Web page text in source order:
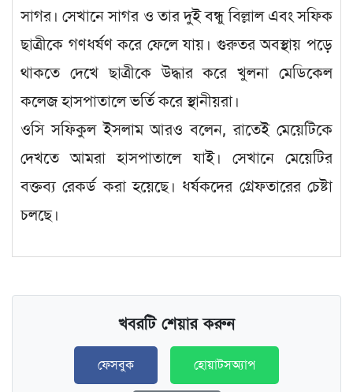
সাগর। সেখানে সাগর ও তার দুই বন্ধু বিল্লাল এবং সফিক
ছাত্রীকে গণধর্ষণ করে ফেলে যায়। গুরুতর অবস্থায় পড়ে
থাকতে দেখে ছাত্রীকে উদ্ধার করে খুলনা মেডিকেল
কলেজ হাসপাতালে ভর্তি করে স্থানীয়রা।
ওসি সফিকুল ইসলাম আরও বলেন, রাতেই মেয়েটিকে
দেখতে আমরা হাসপাতালে যাই। সেখানে মেয়েটির
বক্তব্য রেকর্ড করা হয়েছে। ধর্ষকদের গ্রেফতারের চেষ্টা
চলছে।
খবরটি শেয়ার করুন
ফেসবুক হোয়াটসঅ্যাপ